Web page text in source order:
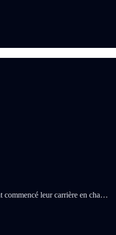
commencé leur carrière en cha…